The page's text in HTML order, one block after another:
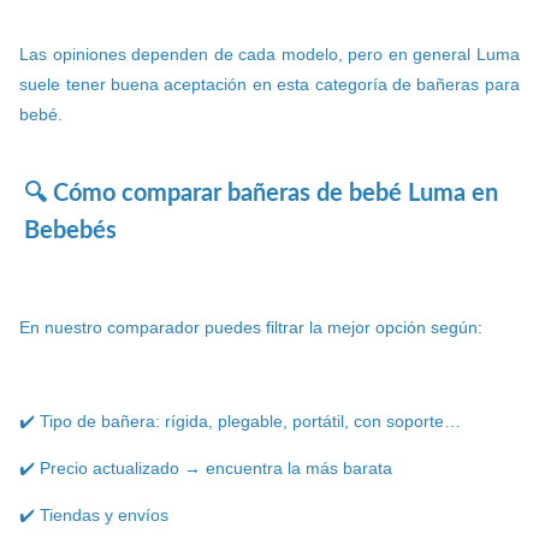
Las opiniones dependen de cada modelo, pero en general Luma
suele tener buena aceptación en esta categoría de bañeras para
bebé.
🔍 Cómo comparar bañeras de bebé Luma en
Bebebés
En nuestro comparador puedes filtrar la mejor opción según:
✔️ Tipo de bañera: rígida, plegable, portátil, con soporte…
✔️ Precio actualizado → encuentra la más barata
✔️ Tiendas y envíos